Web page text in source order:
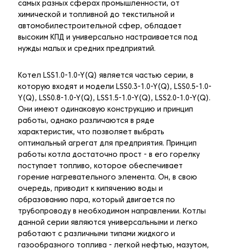
самых разных сферах промышленности, от
химической и топливной до текстильной и
автомобилестроительной сфер, обладает
высоким КПД и универсально настраивается под
нужды малых и средних предприятий.
Котел LSS1.0-1.0-Y(Q) является частью серии, в
которую входят и модели LSS0.3-1.0-Y(Q), LSS0.5-1.0-
Y(Q), LSS0.8-1.0-Y(Q), LSS1.5-1.0-Y(Q), LSS2.0-1.0-Y(Q).
Они имеют одинаковую конструкцию и принцип
работы, однако различаются в ряде
характеристик, что позволяет выбрать
оптимальный агрегат для предприятия. Принцип
работы котла достаточно прост - в его горелку
поступает топливо, которое обеспечивает
горение нагревательного элемента. Он, в свою
очередь, приводит к кипячению воды и
образованию пара, который двигается по
трубопроводу в необходимом направлении. Котлы
данной серии являются универсальными и легко
работают с различными типами жидкого и
газообразного топлива - легкой нефтью, мазутом,